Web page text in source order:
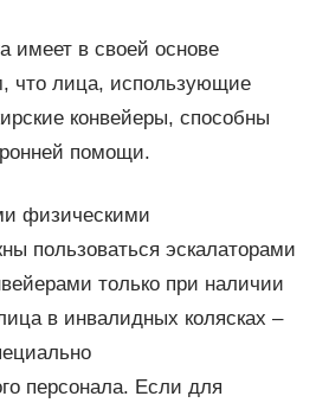
имеет в своей основе
что лица, использующие
конвейеры, способны
помощи.
физическими
пользоваться эскалаторами
только при наличии
в инвалидных колясках –
персонала. Если для